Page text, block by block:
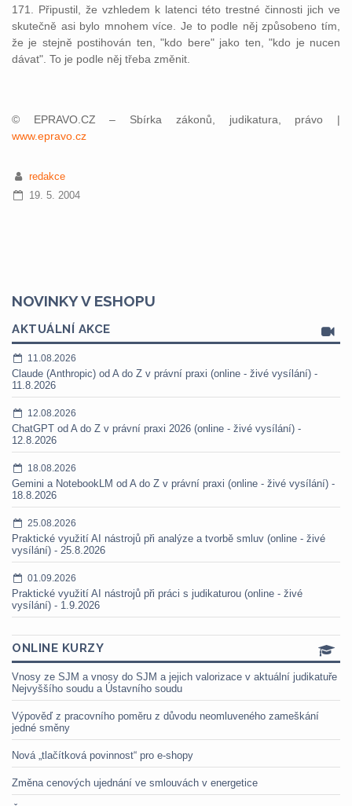
171. Připustil, že vzhledem k latenci této trestné činnosti jich ve
skutečně asi bylo mnohem více. Je to podle něj způsobeno tím,
že je stejně postihován ten, "kdo bere" jako ten, "kdo je nucen
dávat". To je podle něj třeba změnit.
© EPRAVO.CZ – Sbírka zákonů, judikatura, právo |
www.epravo.cz
redakce
19. 5. 2004
NOVINKY V ESHOPU
AKTUÁLNÍ AKCE
11.08.2026
Claude (Anthropic) od A do Z v právní praxi (online - živé vysílání) -
11.8.2026
12.08.2026
ChatGPT od A do Z v právní praxi 2026 (online - živé vysílání) -
12.8.2026
18.08.2026
Gemini a NotebookLM od A do Z v právní praxi (online - živé vysílání) -
18.8.2026
25.08.2026
Praktické využití AI nástrojů při analýze a tvorbě smluv (online - živé
vysílání) - 25.8.2026
01.09.2026
Praktické využití AI nástrojů při práci s judikaturou (online - živé
vysílání) - 1.9.2026
ONLINE KURZY
Vnosy ze SJM a vnosy do SJM a jejich valorizace v aktuální judikatuře
Nejvyššího soudu a Ústavního soudu
Výpověď z pracovního poměru z důvodu neomluveného zameškání
jedné směny
Nová „tlačítková povinnost“ pro e-shopy
Změna cenových ujednání ve smlouvách v energetice